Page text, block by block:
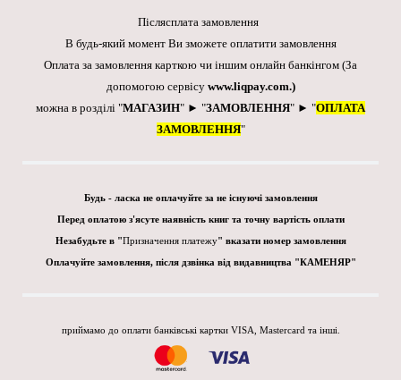
Післясплата замовлення
В будь-який момент Ви зможете оплатити замовлення
Оплата за замовлення карткою чи іншим онлайн банкінгом (За
допомогою сервісу www.liqpay.com.)
можна в розділі "МАГАЗИН" ► "ЗАМОВЛЕННЯ" ► "ОПЛАТА
ЗАМОВЛЕННЯ"
Будь - ласка не оплачуйте за не існуючі замовлення
Перед оплатою з'ясуте наявність книг та точну вартість оплати
Незабудьте в "Призначення платежу" вказати номер замовлення
Оплачуйте замовлення, після дзвінка від видавництва "КАМЕНЯР"
приймамо до оплати банківські картки VISA, Mastercard та інші.